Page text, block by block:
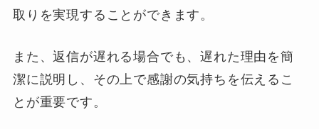
取りを実現することができます。
また、返信が遅れる場合でも、遅れた理由を簡
潔に説明し、その上で感謝の気持ちを伝えるこ
とが重要です。